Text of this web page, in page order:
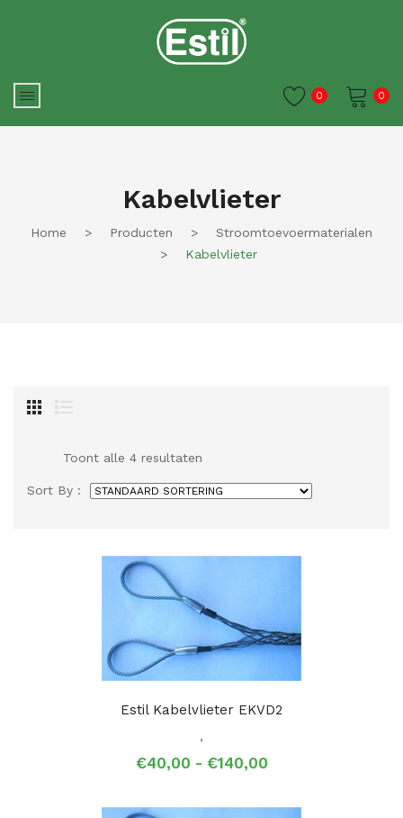
0
0
Kabelvlieter
Home > Producten >
Stroomtoevoermaterialen
>
Kabelvlieter
Toont alle 4 resultaten
Sort By :
Estil Kabelvlieter EKVD2
,
€40,00 - €140,00Prijsklasse:
€140,00